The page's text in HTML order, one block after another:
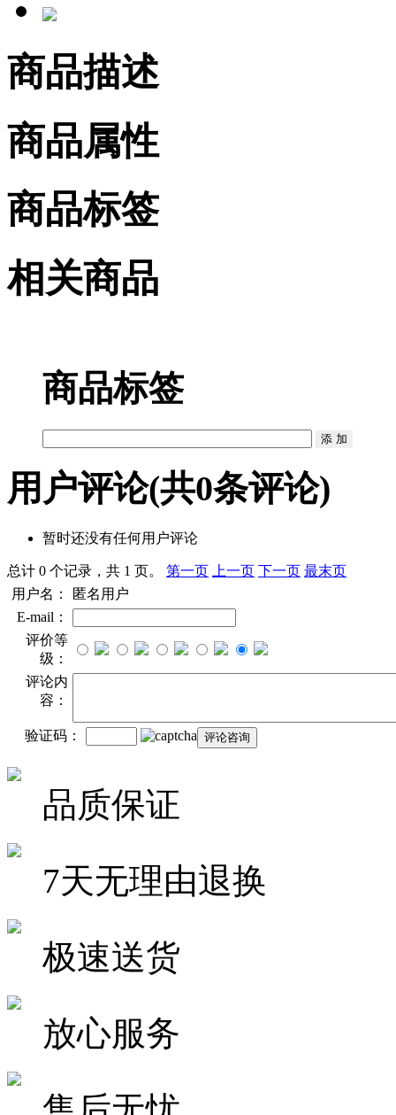
商品描述
商品属性
商品标签
相关商品
商品标签
用户评论(共0条评论)
暂时还没有任何用户评论
总计 0 个记录，共 1 页。 第一页 上一页 下一页 最末页
用户名：
匿名用户
E-mail：
评价等
级：
评论内
容：
验证码：
品质保证
7天无理由退换
极速送货
放心服务